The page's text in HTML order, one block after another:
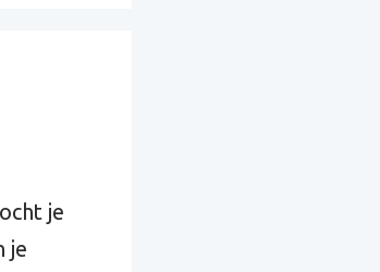
je
je